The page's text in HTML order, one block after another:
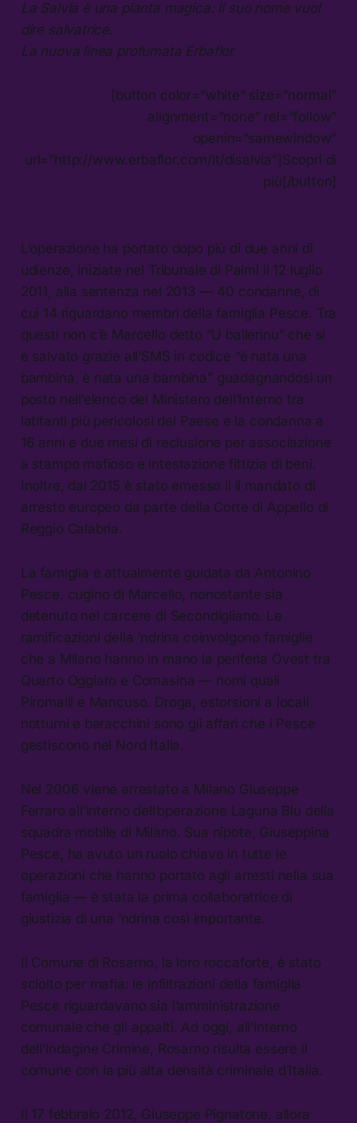
La Salvia è una pianta magica: il suo nome vuol
dire salvatrice.
La nuova linea profumata Erbaflor
[button color=”white” size=”normal”
alignment=”none” rel=”follow”
openin=”samewindow”
url=”http://www.erbaflor.com/it/disalvia”]Scopri di
più[/button]
L’operazione ha portato dopo più di due anni di
udienze, iniziate nel Tribunale di Palmi il 12 luglio
2011, alla sentenza nel 2013 — 40 condanne, di
cui 14 riguardano membri della famiglia Pesce. Tra
questi non c’è Marcello detto “U ballerinu” che si
è salvato grazie all’SMS in codice “è nata una
bambina, è nata una bambina” guadagnandosi un
posto nell’elenco del Ministero dell’Interno tra
latitanti più pericolosi del Paese e la condanna a
16 anni e due mesi di reclusione per associazione
a stampo mafioso e intestazione fittizia di beni.
Inoltre, dal 2015 è stato emesso il il mandato di
arresto europeo da parte della Corte di Appello di
Reggio Calabria.
La famiglia è attualmente guidata da Antonino
Pesce, cugino di Marcello, nonostante sia
detenuto nel carcere di Secondigliano. Le
ramificazioni della ‘ndrina coinvolgono famiglie
che a Milano hanno in mano la periferia Ovest tra
Quarto Oggiaro e Comasina — nomi quali
Piromalli e Mancuso. Droga, estorsioni a locali
notturni e baracchini sono gli affari che i Pesce
gestiscono nel Nord Italia.
Nel 2006 viene arrestato a Milano Giuseppe
Ferraro all’interno dell’operazione Laguna Blu della
squadra mobile di Milano. Sua nipote, Giuseppina
Pesce, ha avuto un ruolo chiave in tutte le
operazioni che hanno portato agli arresti nella sua
famiglia — è stata la prima collaboratrice di
giustizia di una ‘ndrina così importante.
Il Comune di Rosarno, la loro roccaforte, è stato
sciolto per mafia: le infiltrazioni della famiglia
Pesce riguardavano sia l’amministrazione
comunale che gli appalti. Ad oggi, all’interno
dell’indagine Crimine, Rosarno risulta essere il
comune con la più alta densità criminale d’Italia.
Il 17 febbraio 2012, Giuseppe Pignatone, allora